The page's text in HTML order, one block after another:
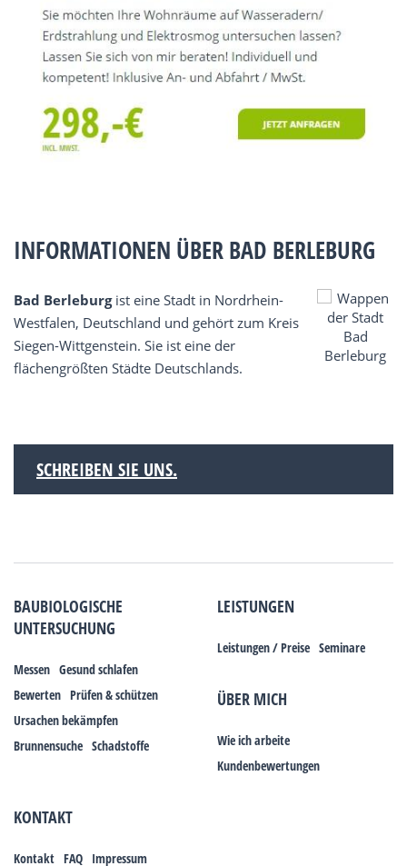
INFORMATIONEN ÜBER BAD BERLEBURG
Bad Berleburgist eine Stadt in Nordrhein-
Westfalen, Deutschland und gehört zum Kreis
Siegen-Wittgenstein. Sie ist eine der
flächengrößten Städte Deutschlands.
SCHREIBEN SIE UNS.
BAUBIOLOGISCHE
UNTERSUCHUNG
Messen Gesund schlafen
Bewerten Prüfen & schützen
Ursachen bekämpfen
Brunnensuche Schadstoffe
LEISTUNGEN
Leistungen / Preise Seminare
ÜBER MICH
Wie ich arbeite
Kundenbewertungen
KONTAKT
Kontakt FAQ Impressum